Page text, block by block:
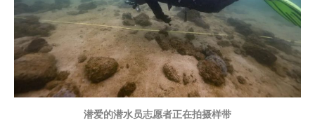
潜爱的潜水员志愿者正在拍摄样带